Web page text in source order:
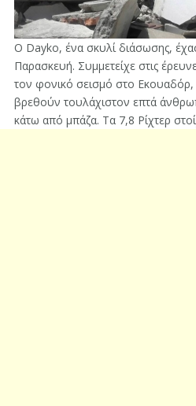
Ο Dayko, ένα σκυλί διάσωσης,
Παρασκευή. Συμμετείχε στις
τον φονικό σεισμό στο
βρεθούν τουλάχιστον επτά
κάτω από μπάζα. Τα 7,8 Ρίχτερ